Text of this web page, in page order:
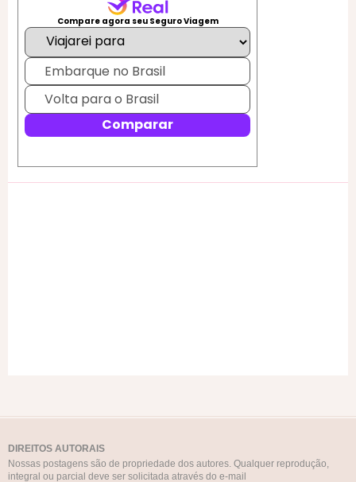
DIREITOS AUTORAIS
Nossas postagens são de propriedade dos autores. Qualquer reprodução,
integral ou parcial deve ser solicitada através do e-mail